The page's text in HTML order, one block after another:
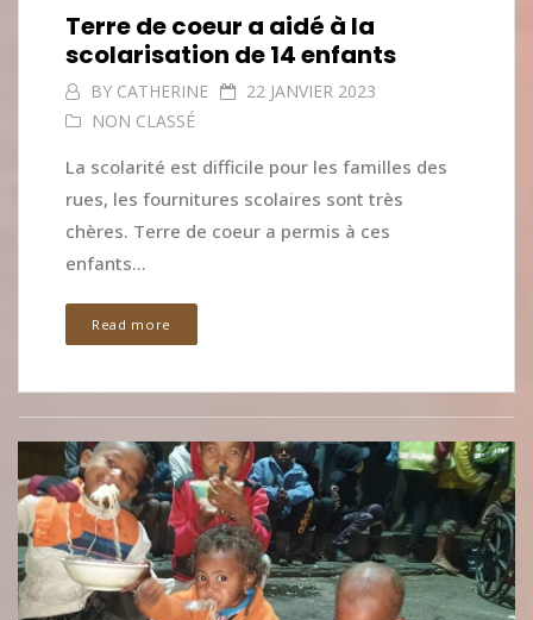
Terre de coeur a aidé à la
scolarisation de 14 enfants
BY CATHERINE
22 JANVIER 2023
NON CLASSÉ
La scolarité est difficile pour les familles des
rues, les fournitures scolaires sont très
chères. Terre de coeur a permis à ces
enfants...
Read more